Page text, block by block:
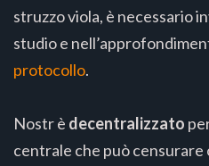
struzzo viola, è necessario
studio e
protocollo.
Nostr è decentralizzato
centrale che può